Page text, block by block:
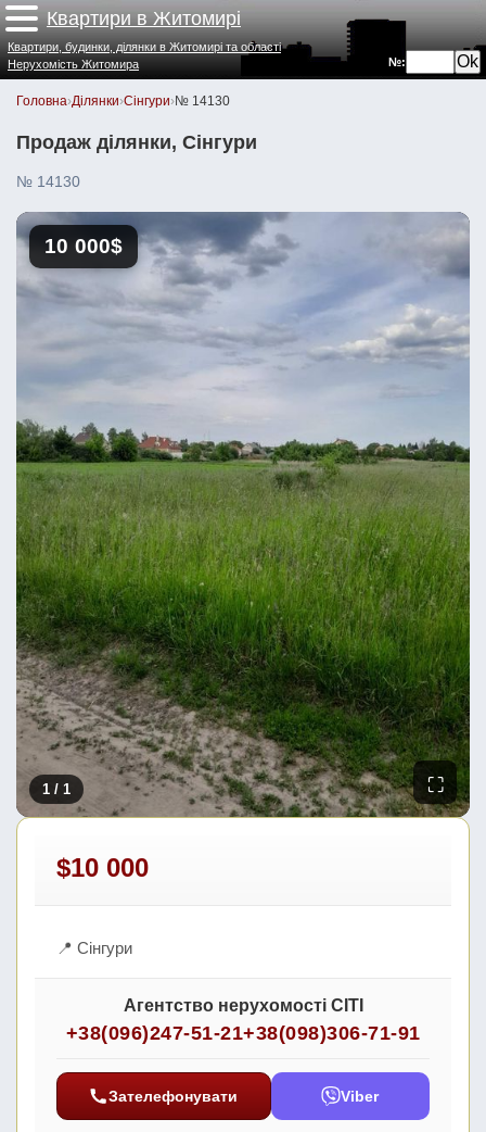
Квартири в Житомирі
№:
Квартири, будинки, ділянки в Житомирі та області
Нерухомість Житомира
Головна›Ділянки›Сінгури›№ 14130
Продаж ділянки, Сінгури
№ 14130
10 000$
1 / 1 ⛶
$10 000
📍 Сінгури
Агентство нерухомості СІТІ
+38(096)247-51-21+38(098)306-71-91
Зателефонувати Viber